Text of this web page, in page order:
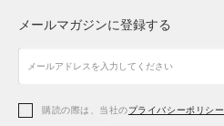
アクセサリー
アクセサリー
シューズ
アクセサリー
シューズ
メールマガジンに登録する
購読の際は、当社のプライバシーポリシー